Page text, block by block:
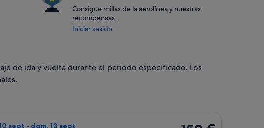
Consigue millas de la aerolínea y nuestras
recompensas.
Iniciar sesión
de ida y vuelta durante el periodo especificado. Los
sept - dom, 13 sept